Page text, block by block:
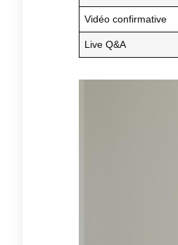
Vidéo confirmative
Live Q&A